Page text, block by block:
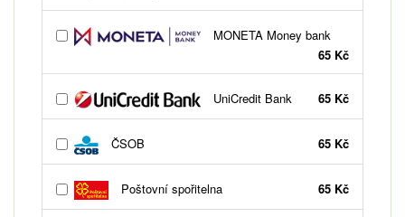
MONETA Money bank
65 Kč
UniCredit Bank 65 Kč
ČSOB 65 Kč
Poštovní spořitelna 65 Kč